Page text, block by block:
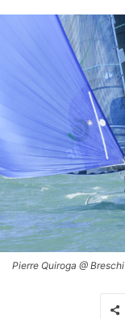
Pierre Quiroga @ Breschi